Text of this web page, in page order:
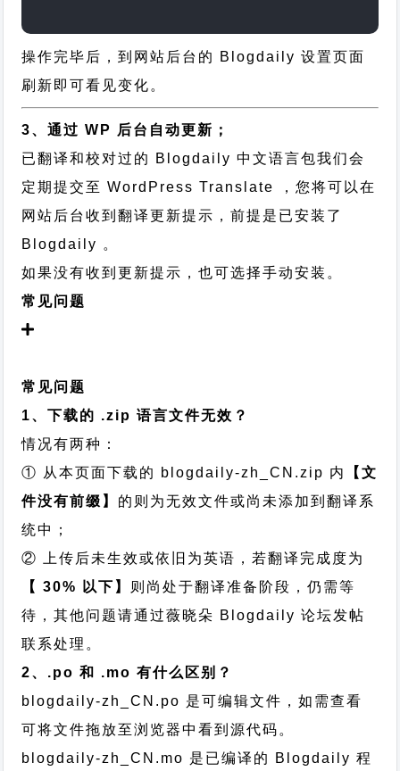
操作完毕后，到网站后台的 Blogdaily 设置页面
刷新即可看见变化。
3、通过 WP 后台自动更新；
已翻译和校对过的 Blogdaily 中文语言包我们会
定期提交至 WordPress Translate ，您将可以在
网站后台收到翻译更新提示，前提是已安装了
Blogdaily 。
如果没有收到更新提示，也可选择手动安装。
常见问题
常见问题
1、下载的 .zip 语言文件无效？
情况有两种：
① 从本页面下载的 blogdaily-zh_CN.zip 内
【文
件没有前缀】 的则为无效文件或尚未添加到翻译系
统中；
② 上传后未生效或依旧为英语，若翻译完成度为
【 30% 以下】 则尚处于翻译准备阶段，仍需等
待，其他问题请通过薇晓朵 Blogdaily 论坛发帖
联系处理。
2、.po 和 .mo 有什么区别？
blogdaily-zh_CN.po 是可编辑文件，如需查看
可将文件拖放至浏览器中看到源代码。
blogdaily-zh_CN.mo 是已编译的 Blogdaily 程